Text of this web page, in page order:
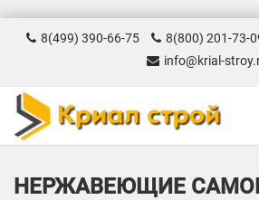
8(499) 390-66-75 8(800) 201-73-
info@krial-
НЕРЖАВЕЮЩИЕ